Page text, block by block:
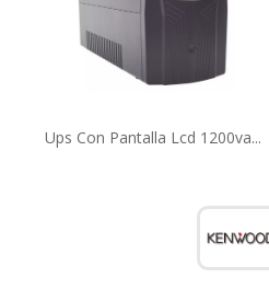
Ups Con Pantalla Lcd 1200va...